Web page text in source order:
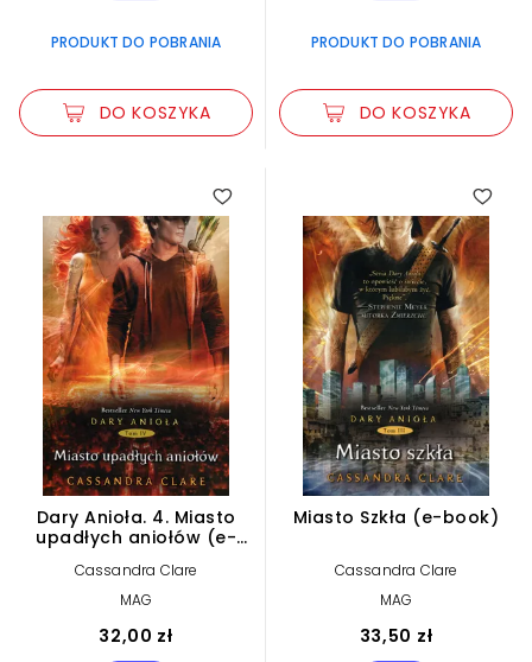
PRODUKT DO POBRANIA
DO KOSZYKA
PRODUKT DO POBRANIA
DO KOSZYKA
Dary Anioła. 4. Miasto
upadłych aniołów (e-
Cassandra Clare
MAG
32,00 zł
Miasto Szkła (e-book)
Cassandra Clare
MAG
33,50 zł